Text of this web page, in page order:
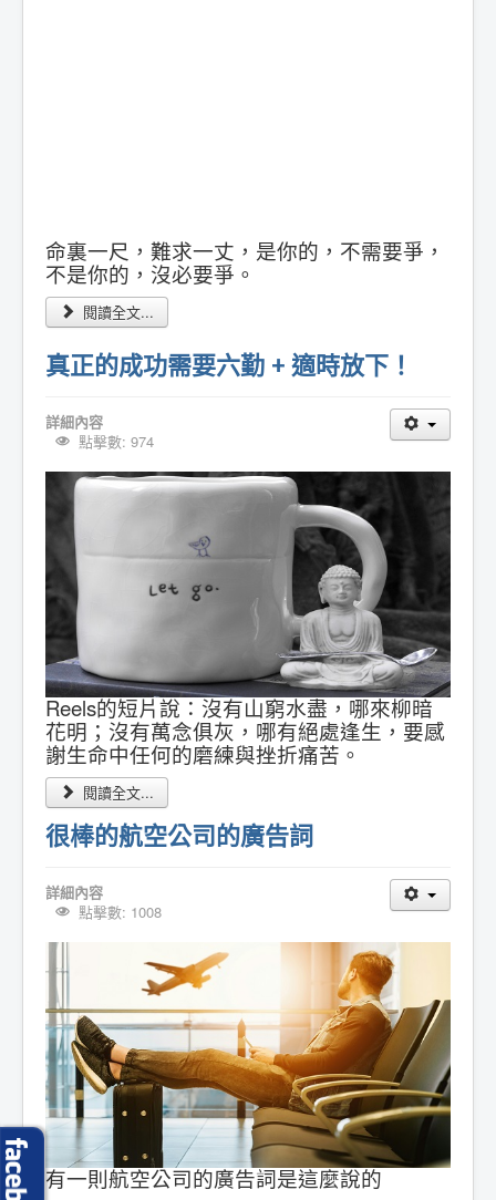
命裏一尺，難求一丈，是你的，不需要爭，
不是你的，沒必要爭。
閱讀全文...
真正的成功需要六勤 + 適時放下！
詳細內容
點擊數: 974
Reels的短片說：沒有山窮水盡，哪來柳暗
花明；沒有萬念俱灰，哪有絕處逢生，要感
謝生命中任何的磨練與挫折痛苦。
閱讀全文...
很棒的航空公司的廣告詞
詳細內容
點擊數: 1008
有一則航空公司的廣告詞是這麼說的